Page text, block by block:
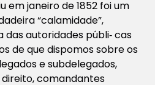
em janeiro de 1852 foi um
“calamidade”,
autoridades públi‐ cas
de que dispomos sobre os
e subdelegados,
direito, comandantes